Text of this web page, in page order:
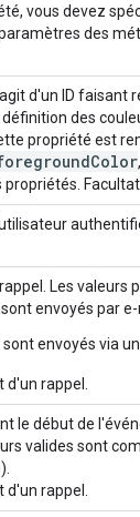
vous devez
des
d'un ID faisant
définition des
propriété est
Color
propriétés.
Les valeurs
envoyés par e-
envoyés via
rappel.
le début de
valides sont
rappel.